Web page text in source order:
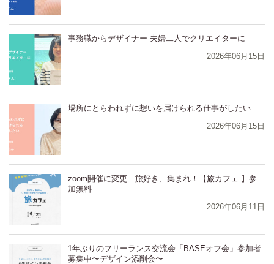
⁨⁩⁨⁩⁨⁩⁨事務職からデザイナー 夫婦二人でクリエイターに
2026年06月15日
⁨⁩⁨⁩⁨⁩⁨場所にとらわれずに想いを届けられる仕事がしたい
2026年06月15日
zoom開催に変更｜旅好き、集まれ！【旅カフェ 】参
加無料
2026年06月11日
1年ぶりのフリーランス交流会「BASEオフ会」参加者
募集中〜デザイン添削会〜